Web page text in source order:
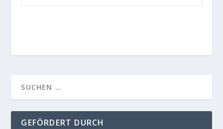
GEFÖRDERT DURCH